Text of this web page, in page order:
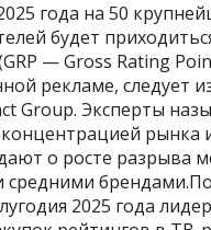
года на 50
будет
— Gross Rating
рекламе, следует
Group. Эксперты
рынка
о росте разрыва
средними
2025 года